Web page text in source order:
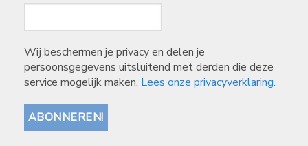
Wij beschermen je privacy en delen je
persoonsgegevens uitsluitend met derden die deze
service mogelijk maken. Lees onze privacyverklaring.